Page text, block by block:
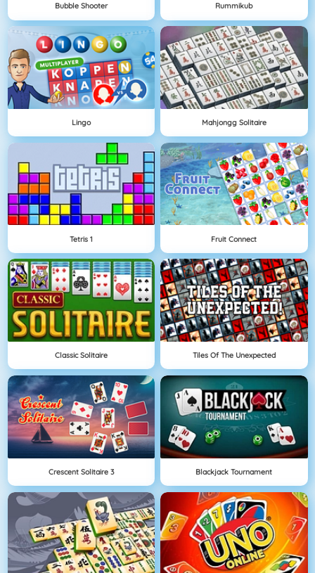
Bubble Shooter Rummikub
Lingo Mahjongg Solitaire
Tetris 1 Fruit Connect
Classic Solitaire Tiles Of The Unexpected
Crescent Solitaire 3 Blackjack Tournament